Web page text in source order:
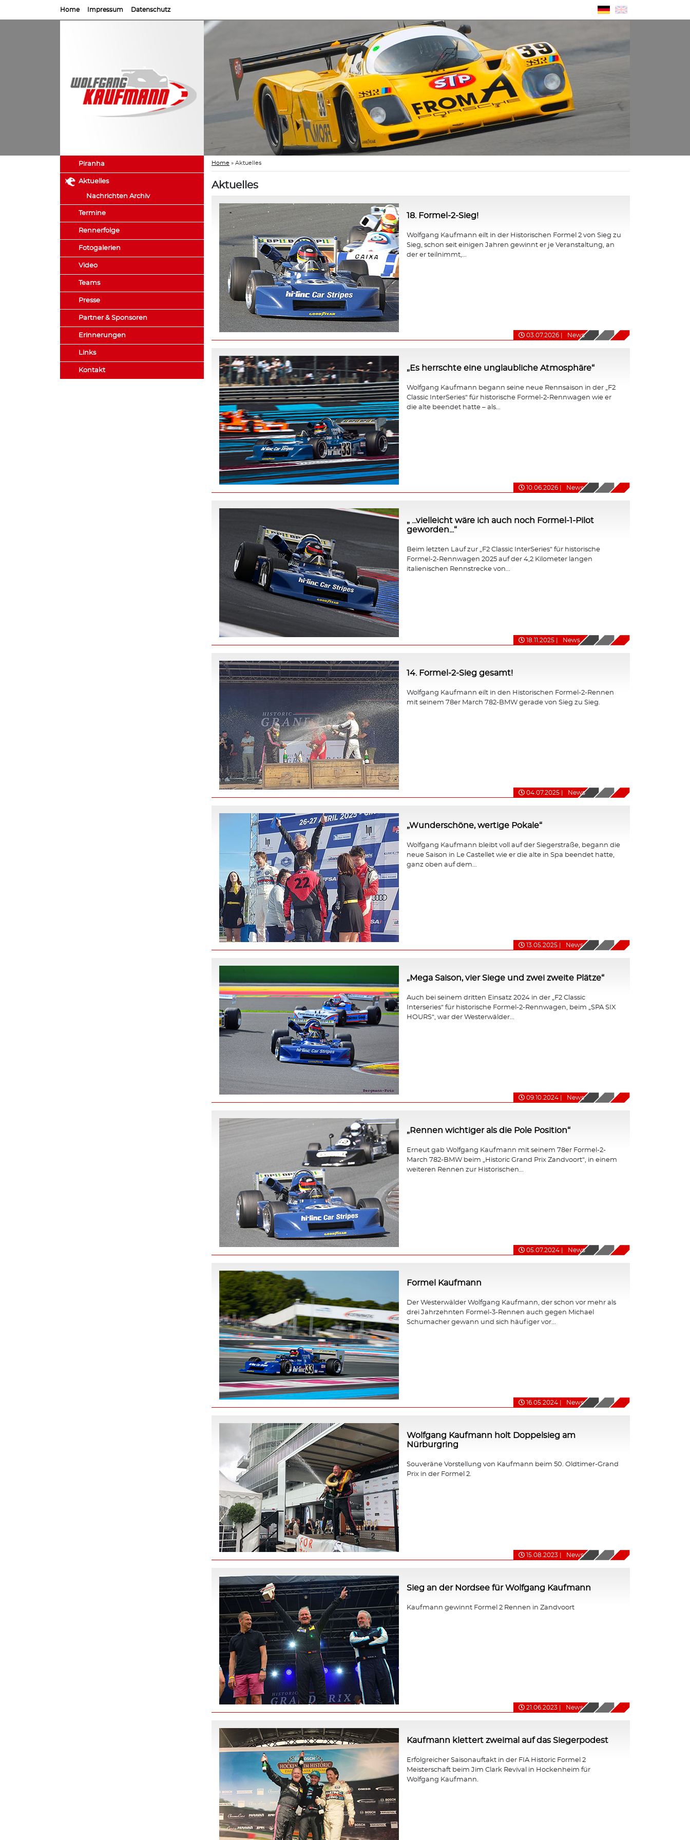
Home Impressum Datenschutz
Piranha
Aktuelles
Nachrichten Archiv
Termine
Rennerfolge
Fotogalerien
Video
Teams
Presse
Partner & Sponsoren
Erinnerungen
Links
Kontakt
Home » Aktuelles
Aktuelles
18. Formel-2-Sieg!
Wolfgang Kaufmann eilt in der Historischen Formel 2 von Sieg zu
Sieg, schon seit einigen Jahren gewinnt er je Veranstaltung, an
der er teilnimmt,...
03.07.2026 News
„Es herrschte eine unglaubliche Atmosphäre“
Wolfgang Kaufmann begann seine neue Rennsaison in der „F2
Classic InterSeries“ für historische Formel-2-Rennwagen wie er
die alte beendet hatte – als...
10.06.2026 News
„ ...vielleicht wäre ich auch noch Formel-1-Pilot
geworden...“
Beim letzten Lauf zur „F2 Classic InterSeries“ für historische
Formel-2-Rennwagen 2025 auf der 4,2 Kilometer langen
italienischen Rennstrecke von...
18.11.2025 News
14. Formel-2-Sieg gesamt!
Wolfgang Kaufmann eilt in den Historischen Formel-2-Rennen
mit seinem 78er March 782-BMW gerade von Sieg zu Sieg.
04.07.2025 News
„Wunderschöne, wertige Pokale“
Wolfgang Kaufmann bleibt voll auf der Siegerstraße, begann die
neue Saison in Le Castellet wie er die alte in Spa beendet hatte,
ganz oben auf dem...
13.05.2025 News
„Mega Saison, vier Siege und zwei zweite Plätze“
Auch bei seinem dritten Einsatz 2024 in der „F2 Classic
Interseries“ für historische Formel-2-Rennwagen, beim „SPA SIX
HOURS“, war der Westerwälder...
09.10.2024 News
„Rennen wichtiger als die Pole Position“
Erneut gab Wolfgang Kaufmann mit seinem 78er Formel-2-
March 782-BMW beim „Historic Grand Prix Zandvoort“, in einem
weiteren Rennen zur Historischen...
05.07.2024 News
Formel Kaufmann
Der Westerwälder Wolfgang Kaufmann, der schon vor mehr als
drei Jahrzehnten Formel-3-Rennen auch gegen Michael
Schumacher gewann und sich häufiger vor...
16.05.2024 News
Wolfgang Kaufmann holt Doppelsieg am
Nürburgring
Souveräne Vorstellung von Kaufmann beim 50. Oldtimer-Grand
Prix in der Formel 2.
15.08.2023 News
Sieg an der Nordsee für Wolfgang Kaufmann
Kaufmann gewinnt Formel 2 Rennen in Zandvoort
21.06.2023 News
Kaufmann klettert zweimal auf das Siegerpodest
Erfolgreicher Saisonauftakt in der FIA Historic Formel 2
Meisterschaft beim Jim Clark Revival in Hockenheim für
Wolfgang Kaufmann.